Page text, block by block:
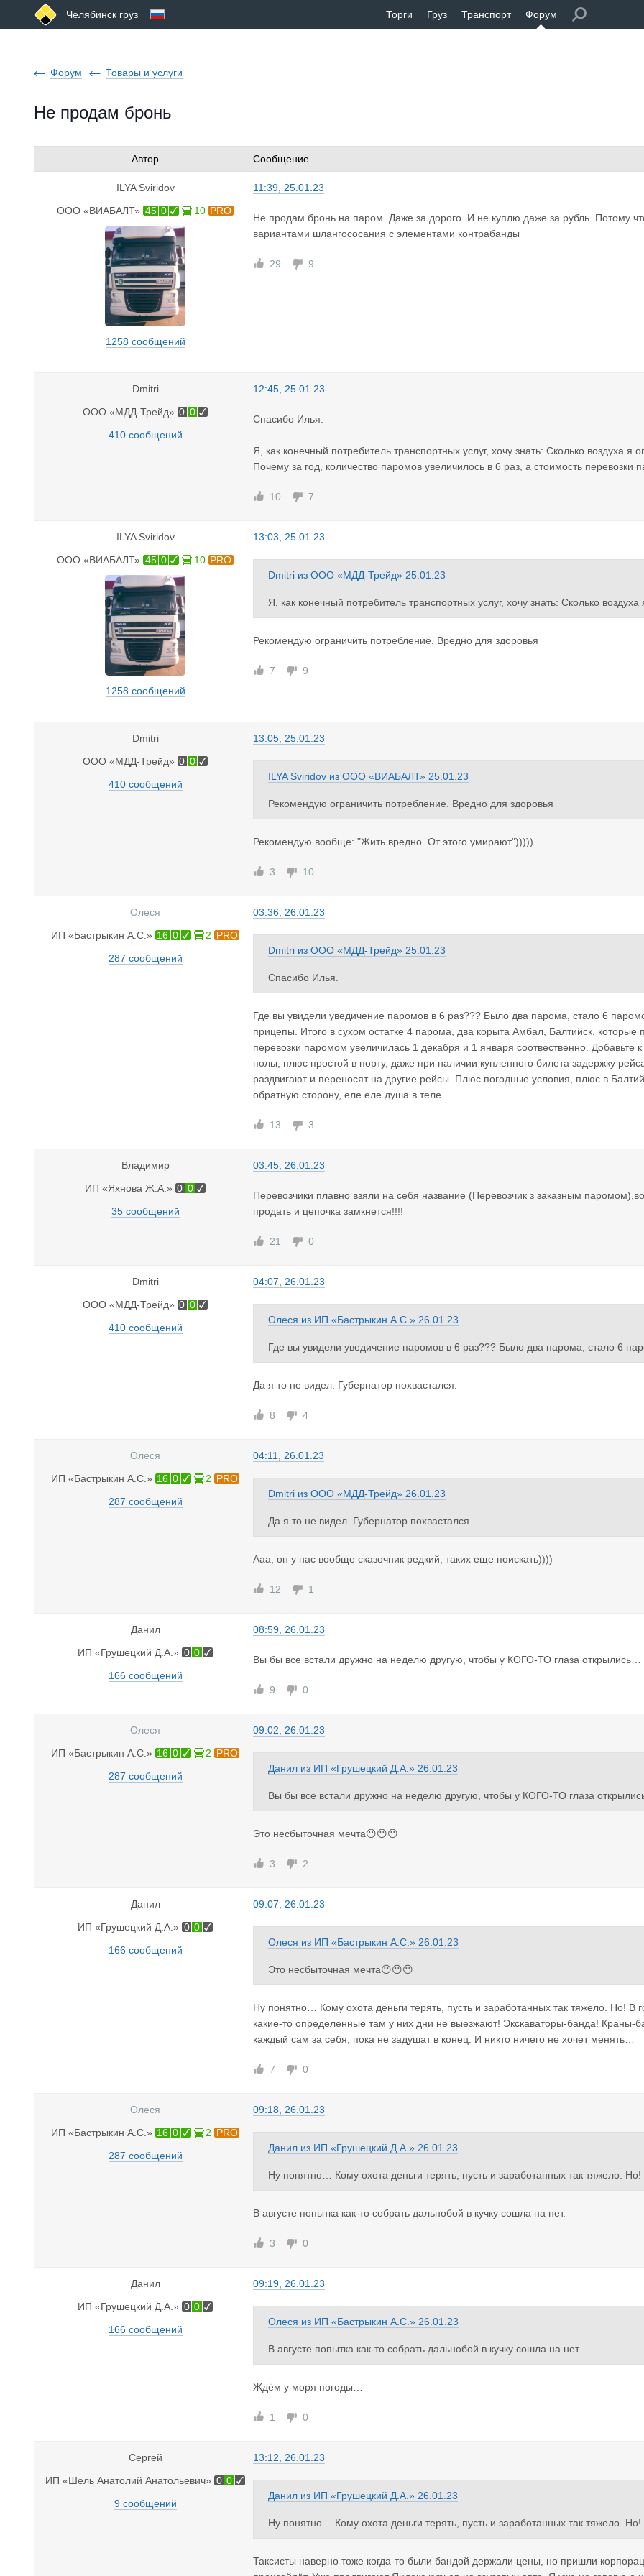
Челябинск груз Торги Груз Транспорт Форум
Форум Товары и услуги
Не продам бронь
Автор Сообщение
ILYA Sviridov
ООО «ВИАБАЛТ» 45 0 10 PRO
1258 сообщений
11:39, 25.01.23
Не продам бронь на паром. Даже за дорого. И не куплю даже за рубль. Потому
вариантами шлангососания с элементами контрабанды
29 9
Dmitri
ООО «МДД-Трейд» 0 0
410 сообщений
12:45, 25.01.23
Спасибо Илья.
Я, как конечный потребитель транспортных услуг, хочу знать: Сколько воздуха я
Почему за год, количество паромов увеличилось в 6 раз, а стоимость перевозки
10 7
ILYA Sviridov
ООО «ВИАБАЛТ» 45 0 10 PRO
1258 сообщений
13:03, 25.01.23
Dmitri из ООО «МДД-Трейд» 25.01.23
Я, как конечный потребитель транспортных услуг, хочу знать: Сколько
Почему за год, количество паромов увеличилось в 6 раз, а стоимость
Рекомендую ограничить потребление. Вредно для здоровья
7 9
Dmitri
ООО «МДД-Трейд» 0 0
410 сообщений
13:05, 25.01.23
ILYA Sviridov из ООО «ВИАБАЛТ» 25.01.23
Рекомендую ограничить потребление. Вредно для здоровья
Рекомендую вообще: "Жить вредно. От этого умирают")))))
3 10
Олеся
ИП «Бастрыкин А.С.» 16 0 2 PRO
287 сообщений
03:36, 26.01.23
Dmitri из ООО «МДД-Трейд» 25.01.23
Спасибо Илья.
Почему за год, количество паромов увеличилось в 6 раз, а стоимость
Где вы увидели уведичение паромов в 6 раз??? Было два парома, стало 6
прицепы. Итого в сухом остатке 4 парома, два корыта Амбал, Балтийск,
перевозки паромом увеличилась 1 декабря и 1 января соотвественно. Добавьте
полы, плюс простой в порту, даже при наличии купленного билета задержку
раздвигают и переносят на другие рейсы. Плюс погодные условия, плюс в
обратную сторону, еле еле душа в теле.
13 3
Владимир
ИП «Яхнова Ж.А.» 0 0
35 сообщений
03:45, 26.01.23
Перевозчики плавно взяли на себя название (Перевозчик з заказным
продать и цепочка замкнется!!!!
21 0
Dmitri
ООО «МДД-Трейд» 0 0
410 сообщений
04:07, 26.01.23
Олеся из ИП «Бастрыкин А.С.» 26.01.23
Где вы увидели уведичение паромов в 6 раз??? Было два парома, стало 6
прицепы. Итого в сухом остатке 4 парома, два корыта Амбал, Балтийск,
под полы, плюс простой в порту, даже при наличии купленного билета
аздвигают и переносят на другие рейсы. Плюс погодные условия, плюс в
Да я то не видел. Губернатор похвастался.
8 4
Олеся
ИП «Бастрыкин А.С.» 16 0 2 PRO
287 сообщений
04:11, 26.01.23
Dmitri из ООО «МДД-Трейд» 26.01.23
Да я то не видел. Губернатор похвастался.
Ааа, он у нас вообще сказочник редкий, таких еще поискать))))
12 1
Данил
ИП «Грушецкий Д.А.» 0 0
166 сообщений
08:59, 26.01.23
Вы бы все встали дружно на неделю другую, чтобы у КОГО-ТО глаза открылись…
9 0
Олеся
ИП «Бастрыкин А.С.» 16 0 2 PRO
287 сообщений
09:02, 26.01.23
Данил из ИП «Грушецкий Д.А.» 26.01.23
Вы бы все встали дружно на неделю другую, чтобы у КОГО-ТО глаза
Это несбыточная мечта😶😶😶
3 2
Данил
ИП «Грушецкий Д.А.» 0 0
166 сообщений
09:07, 26.01.23
Олеся из ИП «Бастрыкин А.С.» 26.01.23
Это несбыточная мечта😶😶😶
Ну понятно… Кому охота деньги терять, пусть и заработанных так тяжело. Но! В
какие-то определенные там у них дни не выезжают! Экскаваторы-банда!
каждый сам за себя, пока не задушат в конец. И никто ничего не хочет менять…
7 0
Олеся
ИП «Бастрыкин А.С.» 16 0 2 PRO
287 сообщений
09:18, 26.01.23
Данил из ИП «Грушецкий Д.А.» 26.01.23
Ну понятно… Кому охота деньги терять, пусть и заработанных так тяжело.
В августе попытка как-то собрать дальнобой в кучку сошла на нет.
3 0
Данил
ИП «Грушецкий Д.А.» 0 0
166 сообщений
09:19, 26.01.23
Олеся из ИП «Бастрыкин А.С.» 26.01.23
В августе попытка как-то собрать дальнобой в кучку сошла на нет.
Ждём у моря погоды…
1 0
Сергей
ИП «Шель Анатолий Анатольевич» 0 0
9 сообщений
13:12, 26.01.23
Данил из ИП «Грушецкий Д.А.» 26.01.23
Ну понятно… Кому охота деньги терять, пусть и заработанных так тяжело.
Таксисты наверно тоже когда-то были бандой держали цены, но пришли